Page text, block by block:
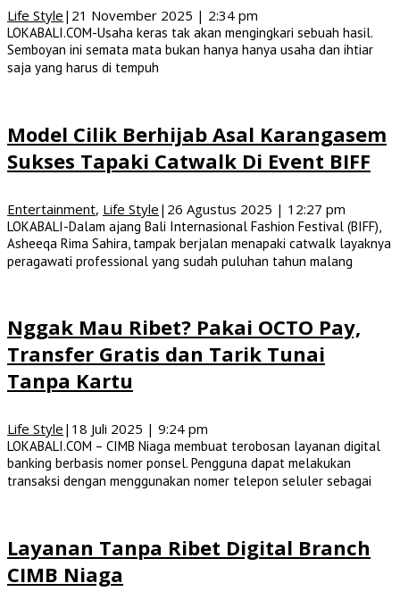
Life Style | 21 November 2025 | 2:34 pm
LOKABALI.COM-Usaha keras tak akan mengingkari sebuah hasil.
Semboyan ini semata mata bukan hanya hanya usaha dan ihtiar
saja yang harus di tempuh
Model Cilik Berhijab Asal Karangasem
Sukses Tapaki Catwalk Di Event BIFF
Entertainment, Life Style | 26 Agustus 2025 | 12:27 pm
LOKABALI-Dalam ajang Bali Internasional Fashion Festival (BIFF),
Asheeqa Rima Sahira, tampak berjalan menapaki catwalk layaknya
peragawati professional yang sudah puluhan tahun malang
Nggak Mau Ribet? Pakai OCTO Pay,
Transfer Gratis dan Tarik Tunai
Tanpa Kartu
Life Style | 18 Juli 2025 | 9:24 pm
LOKABALI.COM – CIMB Niaga membuat terobosan layanan digital
banking berbasis nomer ponsel. Pengguna dapat melakukan
transaksi dengan menggunakan nomer telepon seluler sebagai
Layanan Tanpa Ribet Digital Branch
CIMB Niaga